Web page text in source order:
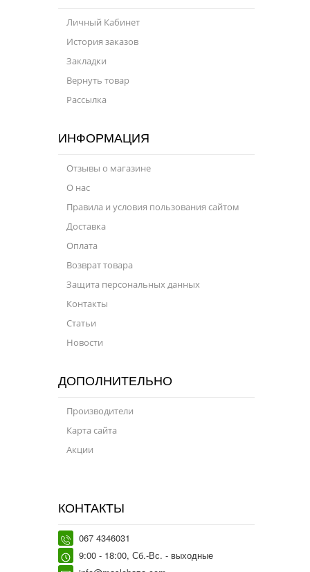
Личный Кабинет
История заказов
Закладки
Вернуть товар
Рассылка
ИНФОРМАЦИЯ
Отзывы о магазине
О нас
Правила и условия пользования сайтом
Доставка
Оплата
Возврат товара
Защита персональных данных
Контакты
Статьи
Новости
ДОПОЛНИТЕЛЬНО
Производители
Карта сайта
Акции
КОНТАКТЫ
067 4346031
9:00 - 18:00, Сб.-Вс. - выходные